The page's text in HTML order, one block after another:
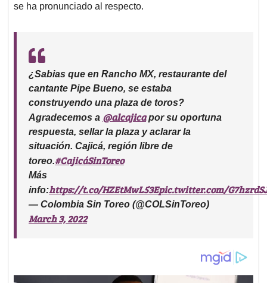
se ha pronunciado al respecto.
¿Sabias que en Rancho MX, restaurante del
cantante Pipe Bueno, se estaba
construyendo una plaza de toros?
Agradecemos a @alcajicapor su oportuna
respuesta, sellar la plaza y aclarar la
situación. Cajicá, región libre de
toreo.#CajicáSinToreo
Más
info:https://t.co/HZEtMwL53Epic.twitter.com/
— Colombia Sin Toreo (@COLSinToreo)
March 3, 2022